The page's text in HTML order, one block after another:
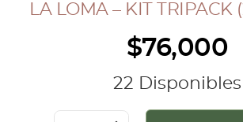
INGRESAR
Cerrar Sesión
LA LOMA – KIT TRIPACK
$76,000
22 Disponibles